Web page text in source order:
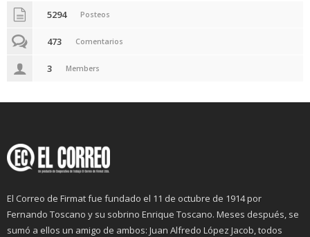
5294 Posteos
473 Comentarios
3 Members
El Correo de Firmat fue fundado el 11 de octubre de 1914 por
Fernando Toscano y su sobrino Enrique Toscano. Meses después, se
sumó a ellos un amigo de ambos: Juan Alfredo López Jacob, todos